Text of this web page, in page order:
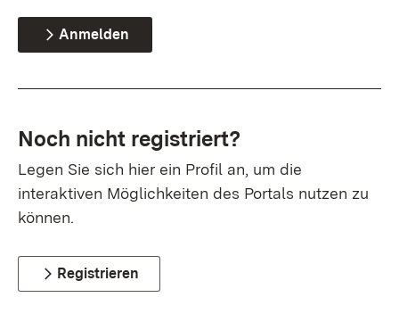
Anmelden
Noch nicht registriert?
Legen Sie sich hier ein Profil an, um die
interaktiven Möglichkeiten des Portals nutzen zu
können.
Registrieren